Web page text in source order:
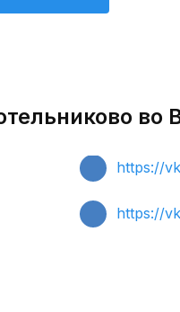
во
https://
https://